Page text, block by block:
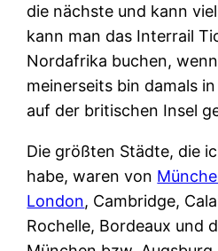
die nächste und kann
kann man das Interrail
Nordafrika buchen,
meinerseits bin damals
auf der britischen Insel
Die größten Städte, die
habe, waren von
London, Cambridge,
Rochelle, Bordeaux und